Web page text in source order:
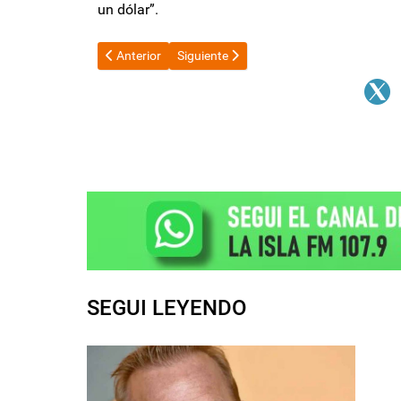
un dólar”.
Artículo anterior: En medio del escándalo, el silencio
Anterior Artículo siguiente: Cristina Kirchner
Siguiente
SEGUI LEYENDO